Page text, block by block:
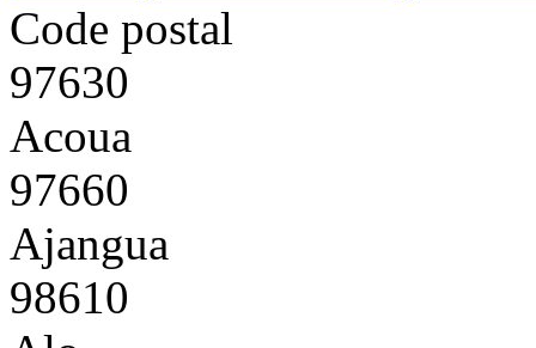
Code postal
97630
Acoua
97660
Ajangua
98610